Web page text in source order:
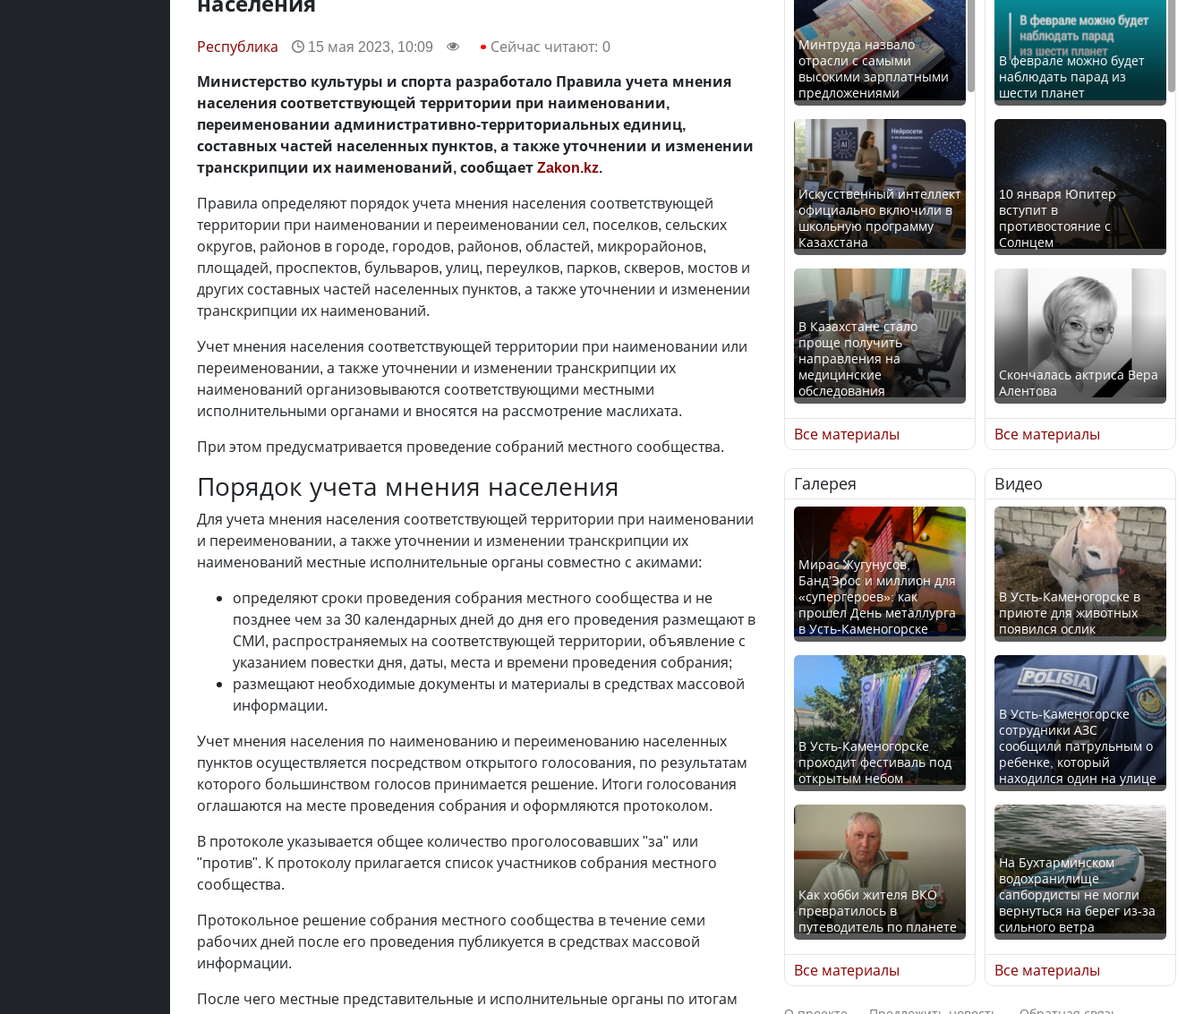
Республика 15 мая 2023, 10:09 Сейчас читают: 0
Министерство культуры и спорта разработало Правила учета мнения
населения соответствующей территории при наименовании,
переименовании административно-территориальных единиц,
составных частей населенных пунктов, а также уточнении и изменении
транскрипции их наименований, сообщаетZakon.kz.
Правила определяют порядок учета мнения населения соответствующей
территории при наименовании и переименовании сел, поселков, сельских
округов, районов в городе, городов, районов, областей, микрорайонов,
площадей, проспектов, бульваров, улиц, переулков, парков, скверов, мостов и
других составных частей населенных пунктов, а также уточнении и изменении
транскрипции их наименований.
Учет мнения населения соответствующей территории при наименовании или
переименовании, а также уточнении и изменении транскрипции их
наименований организовываются соответствующими местными
исполнительными органами и вносятся на рассмотрение маслихата.
При этом предусматривается проведение собраний местного сообщества.
Порядок учета мнения населения
Для учета мнения населения соответствующей территории при наименовании
и переименовании, а также уточнении и изменении транскрипции их
наименований местные исполнительные органы совместно с акимами:
определяют сроки проведения собрания местного сообщества и не
позднее чем за 30 календарных дней до дня его проведения размещают в
СМИ, распространяемых на соответствующей территории, объявление с
указанием повестки дня, даты, места и времени проведения собрания;
размещают необходимые документы и материалы в средствах массовой
информации.
Учет мнения населения по наименованию и переименованию населенных
пунктов осуществляется посредством открытого голосования, по результатам
которого большинством голосов принимается решение. Итоги голосования
оглашаются на месте проведения собрания и оформляются протоколом.
В протоколе указывается общее количество проголосовавших "за" или
"против". К протоколу прилагается список участников собрания местного
сообщества.
Протокольное решение собрания местного сообщества в течение семи
рабочих дней после его проведения публикуется в средствах массовой
информации.
После чего местные представительные и исполнительные органы по итогам
Минтруда назвало
отрасли с самыми
высокими зарплатными
предложениями
Искусственный интеллект
официально включили в
школьную программу
Казахстана
В Казахстане стало
проще получить
направления на
медицинские
обследования
Қазақстан Орталық Азия
елдері арасында әл-ауқат
индексінде көш бастады
Казахстан возглавил
рейтинг благополучия
среди стран Центральной
Азии
Будут ли представлены
интересы регионов в
Курултае?
Ең төменгі жалақы,
алимент, экология: жеті
партия сайлаушылармен
нені талқылап жатыр?
Все материалы
В феврале можно будет
наблюдать парад из
шести планет
10 января Юпитер
вступит в
противостояние с
Солнцем
Скончалась актриса Вера
Алентова
В РФ вынесен заочный
приговор по уголовному
делу об убийстве Игоря
Талькова
В России введены
дополнительные
ограничения для
казахстанских прав
Трамп официально
вступил в должность
президента США
Луну признали объектом
культурного наследия,
находящегося под
угрозой исчезновения
Все материалы
Галерея
Мирас Жугунусов,
Банд’Эрос и миллион для
«супергероев»: как
прошел День металлурга
в Усть-Каменогорске
В Усть-Каменогорске
проходит фестиваль под
открытым небом
Как хобби жителя ВКО
превратилось в
путеводитель по планете
Все материалы
Видео
В Усть-Каменогорске в
приюте для животных
появился ослик
В Усть-Каменогорске
сотрудники АЗС
сообщили патрульным о
ребенке, который
находился один на улице
На Бухтарминском
водохранилище
сапбордисты не могли
вернуться на берег из-за
сильного ветра
Все материалы